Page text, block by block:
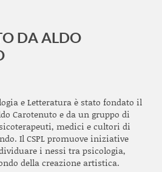
DA ALDO
e Letteratura è stato fondato il
Carotenuto e da un gruppo di
medici e cultori di
Il CSPL promuove iniziative
i nessi tra psicologia,
della creazione artistica.